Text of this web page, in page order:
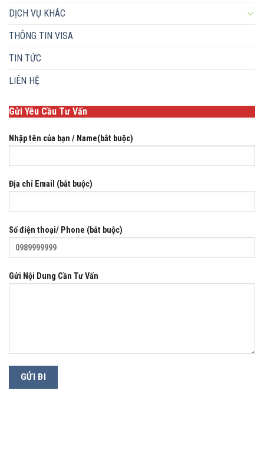
DỊCH VỤ KHÁC
THÔNG TIN VISA
TIN TỨC
LIÊN HỆ
Gửi Yêu Cầu Tư Vấn
Nhập tên của bạn / Name(bắt buộc)
Địa chỉ Email (bắt buộc)
Số điện thoại/ Phone (bắt buộc)
Gửi Nội Dung Cần Tư Vấn